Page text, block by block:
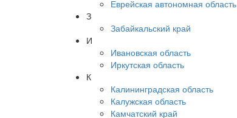
Еврейская автономная область
З
Забайкальский край
И
Ивановская область
Иркутская область
К
Калининградская область
Калужская область
Камчатский край